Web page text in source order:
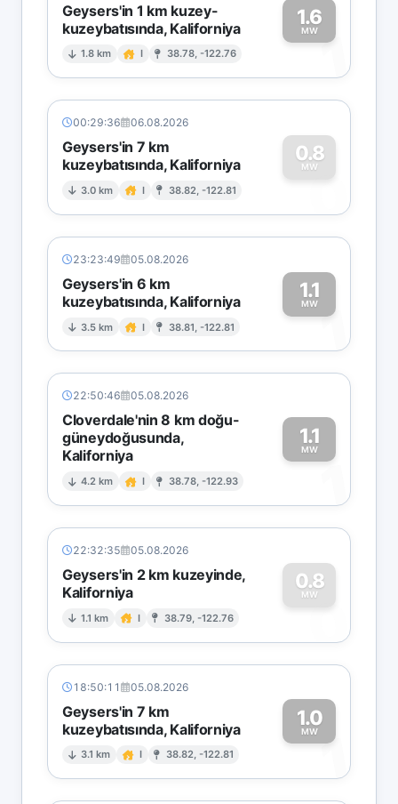
Geysers'in 1 km kuzey-
kuzeybatısında, Kaliforniya
1.8 km I 38.78, -122.76
1.6
MW1
00:29:36 06.08.2026
Geysers'in 7 km
kuzeybatısında, Kaliforniya
3.0 km I 38.82, -122.81
0.8
MW
0
23:23:49 05.08.2026
Geysers'in 6 km
kuzeybatısında, Kaliforniya
3.5 km I 38.81, -122.81
1.1
MW1
22:50:46 05.08.2026
Cloverdale'nin 8 km doğu-
güneydoğusunda,
Kaliforniya
4.2 km I 38.78, -122.93
1.1
MW
1
22:32:35 05.08.2026
Geysers'in 2 km kuzeyinde,
Kaliforniya
1.1 km I 38.79, -122.76
0.8
MW
0
18:50:11 05.08.2026
Geysers'in 7 km
kuzeybatısında, Kaliforniya
3.1 km I 38.82, -122.81
1.0
MW1